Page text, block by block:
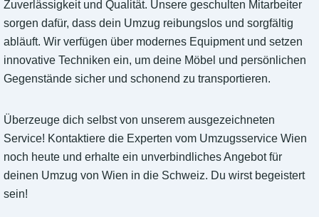
Zuverlässigkeit und Qualität. Unsere geschulten Mitarbeiter
sorgen dafür, dass dein Umzug reibungslos und sorgfältig
abläuft. Wir verfügen über modernes Equipment und setzen
innovative Techniken ein, um deine Möbel und persönlichen
Gegenstände sicher und schonend zu transportieren.
Überzeuge dich selbst von unserem ausgezeichneten
Service! Kontaktiere die Experten vom Umzugsservice Wien
noch heute und erhalte ein unverbindliches Angebot für
deinen Umzug von Wien in die Schweiz. Du wirst begeistert
sein!